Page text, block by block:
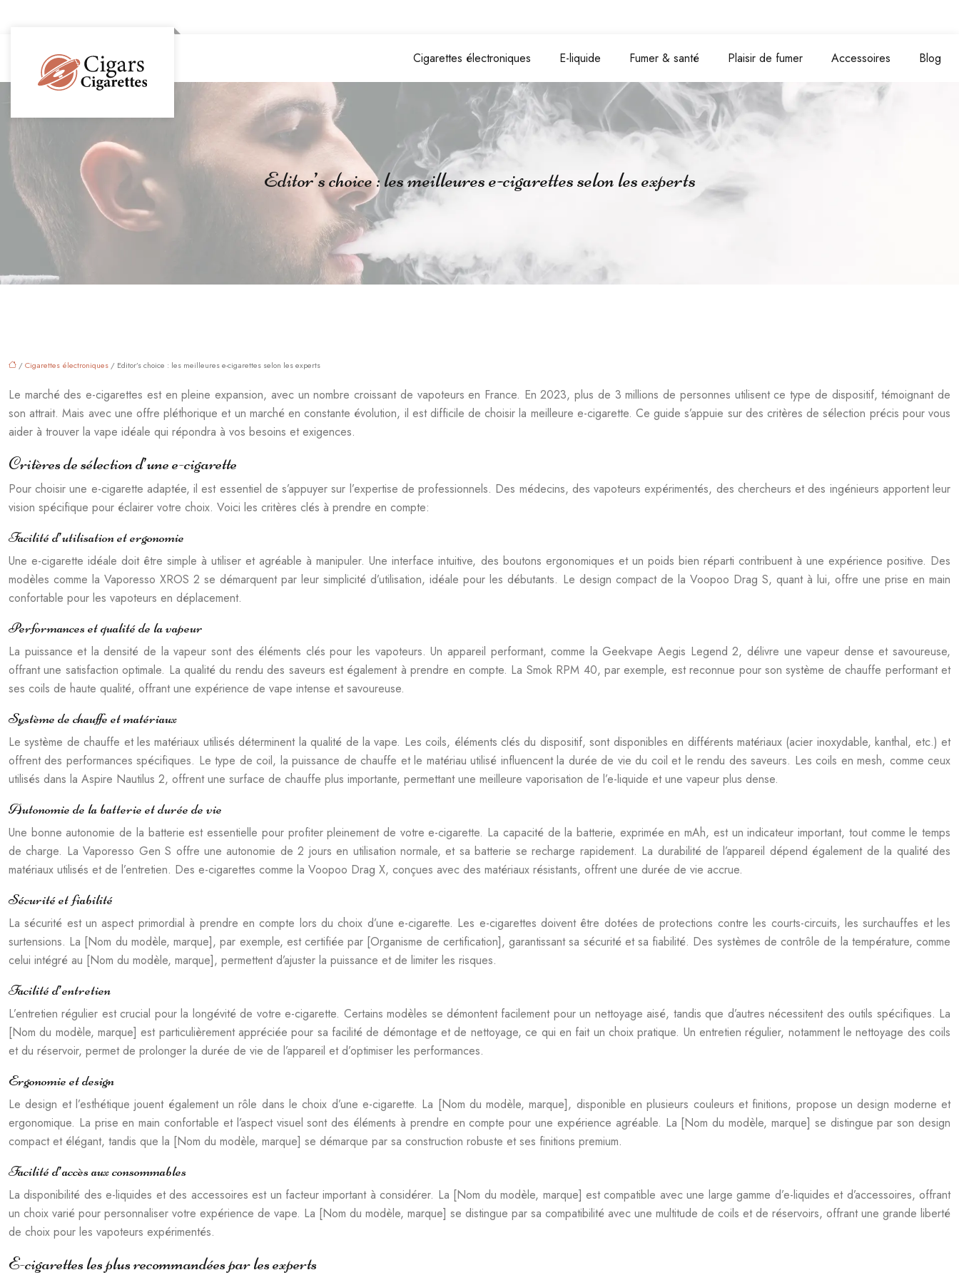
Cigarettes électroniques E-liquide Fumer & santé Plaisir de fumer Accessoires Blog
Editor’s choice : les meilleures e-cigarettes selon les experts
/Cigarettes électroniques / Editor’s choice : les meilleures e-cigarettes selon les experts
Le marché des e-cigarettes est en pleine expansion, avec un nombre croissant de vapoteurs en France. En 2023, plus de 3 millions de personnes utilisent ce type de dispositif, témoignant de
son attrait. Mais avec une offre pléthorique et un marché en constante évolution, il est difficile de choisir la meilleure e-cigarette. Ce guide s’appuie sur des critères de sélection précis pour vous
aider à trouver la vape idéale qui répondra à vos besoins et exigences.
Critères de sélection d’une e-cigarette
Pour choisir une e-cigarette adaptée, il est essentiel de s’appuyer sur l’expertise de professionnels. Des médecins, des vapoteurs expérimentés, des chercheurs et des ingénieurs apportent leur
vision spécifique pour éclairer votre choix. Voici les critères clés à prendre en compte:
Facilité d’utilisation et ergonomie
Une e-cigarette idéale doit être simple à utiliser et agréable à manipuler. Une interface intuitive, des boutons ergonomiques et un poids bien réparti contribuent à une expérience positive. Des
modèles comme la Vaporesso XROS 2 se démarquent par leur simplicité d’utilisation, idéale pour les débutants. Le design compact de la Voopoo Drag S, quant à lui, offre une prise en main
confortable pour les vapoteurs en déplacement.
Performances et qualité de la vapeur
La puissance et la densité de la vapeur sont des éléments clés pour les vapoteurs. Un appareil performant, comme la Geekvape Aegis Legend 2, délivre une vapeur dense et savoureuse,
offrant une satisfaction optimale. La qualité du rendu des saveurs est également à prendre en compte. La Smok RPM 40, par exemple, est reconnue pour son système de chauffe performant et
ses coils de haute qualité, offrant une expérience de vape intense et savoureuse.
Système de chauffe et matériaux
Le système de chauffe et les matériaux utilisés déterminent la qualité de la vape. Les coils, éléments clés du dispositif, sont disponibles en différents matériaux (acier inoxydable, kanthal, etc.) et
offrent des performances spécifiques. Le type de coil, la puissance de chauffe et le matériau utilisé influencent la durée de vie du coil et le rendu des saveurs. Les coils en mesh, comme ceux
utilisés dans la Aspire Nautilus 2, offrent une surface de chauffe plus importante, permettant une meilleure vaporisation de l’e-liquide et une vapeur plus dense.
Autonomie de la batterie et durée de vie
Une bonne autonomie de la batterie est essentielle pour profiter pleinement de votre e-cigarette. La capacité de la batterie, exprimée en mAh, est un indicateur important, tout comme le temps
de charge. La Vaporesso Gen S offre une autonomie de 2 jours en utilisation normale, et sa batterie se recharge rapidement. La durabilité de l’appareil dépend également de la qualité des
matériaux utilisés et de l’entretien. Des e-cigarettes comme la Voopoo Drag X, conçues avec des matériaux résistants, offrent une durée de vie accrue.
Sécurité et fiabilité
La sécurité est un aspect primordial à prendre en compte lors du choix d’une e-cigarette. Les e-cigarettes doivent être dotées de protections contre les courts-circuits, les surchauffes et les
surtensions. La [Nom du modèle, marque], par exemple, est certifiée par [Organisme de certification], garantissant sa sécurité et sa fiabilité. Des systèmes de contrôle de la température, comme
celui intégré au [Nom du modèle, marque], permettent d’ajuster la puissance et de limiter les risques.
Facilité d’entretien
L’entretien régulier est crucial pour la longévité de votre e-cigarette. Certains modèles se démontent facilement pour un nettoyage aisé, tandis que d’autres nécessitent des outils spécifiques. La
[Nom du modèle, marque] est particulièrement appréciée pour sa facilité de démontage et de nettoyage, ce qui en fait un choix pratique. Un entretien régulier, notamment le nettoyage des coils
et du réservoir, permet de prolonger la durée de vie de l’appareil et d’optimiser les performances.
Ergonomie et design
Le design et l’esthétique jouent également un rôle dans le choix d’une e-cigarette. La [Nom du modèle, marque], disponible en plusieurs couleurs et finitions, propose un design moderne et
ergonomique. La prise en main confortable et l’aspect visuel sont des éléments à prendre en compte pour une expérience agréable. La [Nom du modèle, marque] se distingue par son design
compact et élégant, tandis que la [Nom du modèle, marque] se démarque par sa construction robuste et ses finitions premium.
Facilité d’accès aux consommables
La disponibilité des e-liquides et des accessoires est un facteur important à considérer. La [Nom du modèle, marque] est compatible avec une large gamme d’e-liquides et d’accessoires, offrant
un choix varié pour personnaliser votre expérience de vape. La [Nom du modèle, marque] se distingue par sa compatibilité avec une multitude de coils et de réservoirs, offrant une grande liberté
de choix pour les vapoteurs expérimentés.
E-cigarettes les plus recommandées par les experts